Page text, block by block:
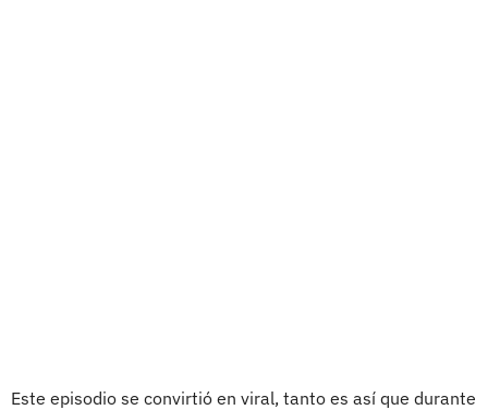
Este episodio se convirtió en viral, tanto es así que durante